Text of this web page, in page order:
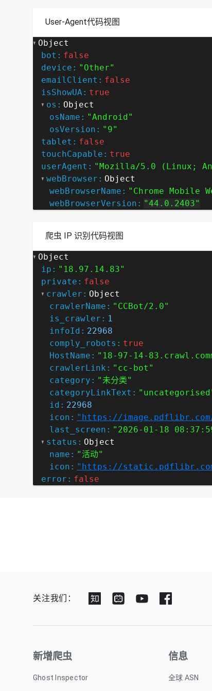
User-Agent代码视图
Object
bot: false
device: "Other"
emailClient: false
isShowUA: true
os: Object
osName: "Android"
osVersion: "9"
tablet: false
touchCapable: true
userAgent: "Mozilla/5.0 (Linux;
webBrowser: Object
webBrowserName: "Chrome Mobile
webBrowserVersion: "44.0.2403"
爬虫 IP 识别代码视图
Object
ip: "18.97.14.83"
private: false
crawler: Object
crawlerName: "CCBot/2.0"
is_crawler: 1
infoId: 22968
comply_robots: true
HostName: "18-97-14-
crawlerLink: "cc-bot"
category: "未分类"
categoryLinkText:
id: 22968
icon: "https://
last_screen: "2026-01-18
status: Object
name: "活动"
icon: "https://static.pdflibr.com/
error: false
关注我们：
新增爬虫
Ghost Inspector
信息
全球 ASN